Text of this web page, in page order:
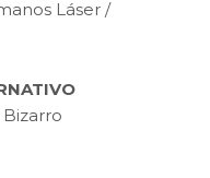
Láser /
Bizarro